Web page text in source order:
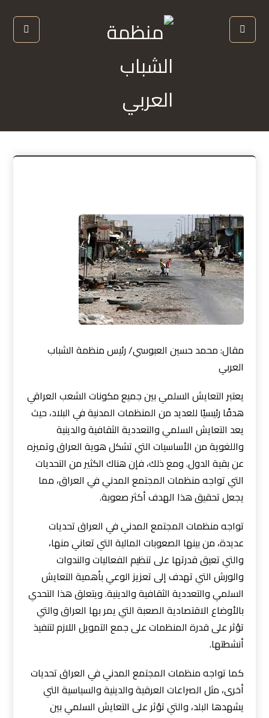
مقال: محمد حسين العبوسي/ رئيس منظمة الشباب
العربي
يعتبر التعايش السلمي بين جميع مكونات الشعب العراقي
هدفًا رئيسيًا للعديد من المنظمات المدنية في البلاد، حيث
يعد التعايش السلمي والتعددية الثقافية والدينية
واللغوية من الأساسيات التي تشكل هوية العراق وتميزه
عن بقية الدول. ومع ذلك، فإن هناك الكثير من التحديات
التي تواجه منظمات المجتمع المدني في العراق، مما
يجعل تحقيق هذا الهدف أكثر صعوبة.
تواجه منظمات المجتمع المدني في العراق تحديات
عديدة، من بينها الصعوبات المالية التي تعاني منها،
والتي تعيق قدرتها على تنظيم الفعاليات والندوات
والورش التي تهدف إلى تعزيز الوعي بأهمية التعايش
السلمي والتعددية الثقافية والدينية. ويتعلق هذا التحدي
بالأوضاع الاقتصادية الصعبة التي يمر بها العراق والتي
تؤثر على قدرة المنظمات على جمع التمويل اللازم لتنفيذ
أنشطتها.
كما تواجه منظمات المجتمع المدني في العراق تحديات
أخرى، مثل الصراعات العرقية والدينية والسياسية التي
يشهدها البلد، والتي تؤثر على التعايش السلمي بين